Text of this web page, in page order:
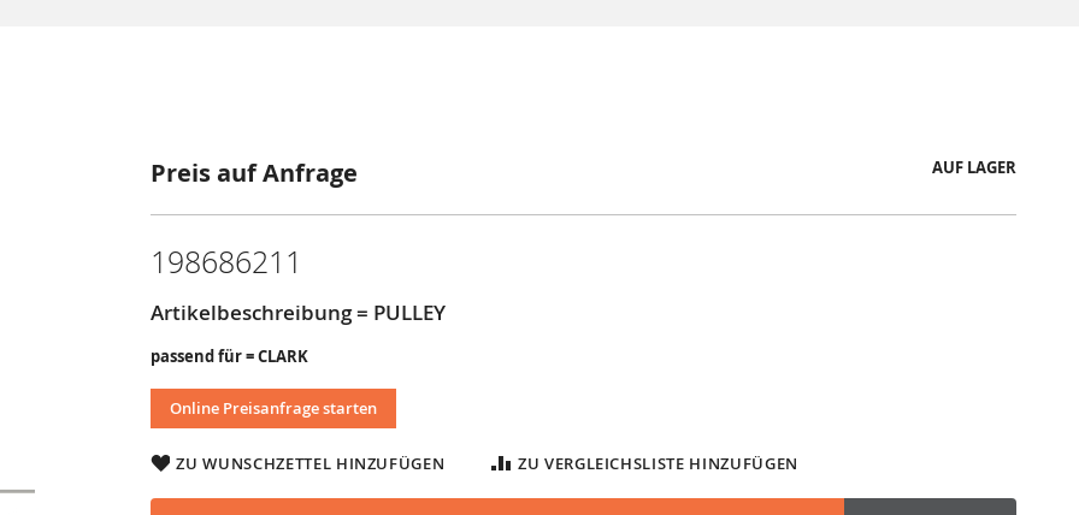
Preis auf Anfrage AUF LAGER
198686211
Artikelbeschreibung = PULLEY
passend für = CLARK
Online Preisanfrage starten
ZU WUNSCHZETTEL HINZUFÜGEN ZU VERGLEICHSLISTE HINZUFÜGEN